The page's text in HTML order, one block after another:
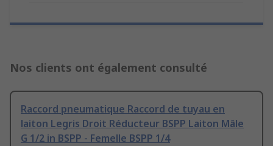
Nos clients ont également consulté
Raccord pneumatique Raccord de tuyau en
laiton Legris Droit Réducteur BSPP Laiton Mâle
G 1/2 in BSPP - Femelle BSPP 1/4